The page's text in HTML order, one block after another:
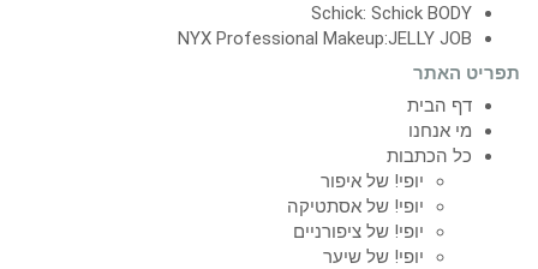
Schick: Schick BODY
NYX Professional Makeup:JELLY JOB
תפריט האתר
דף הבית
מי אנחנו
כל הכתבות
יופי! של איפור
יופי! של אסתטיקה
יופי! של ציפורניים
יופי! של שיער